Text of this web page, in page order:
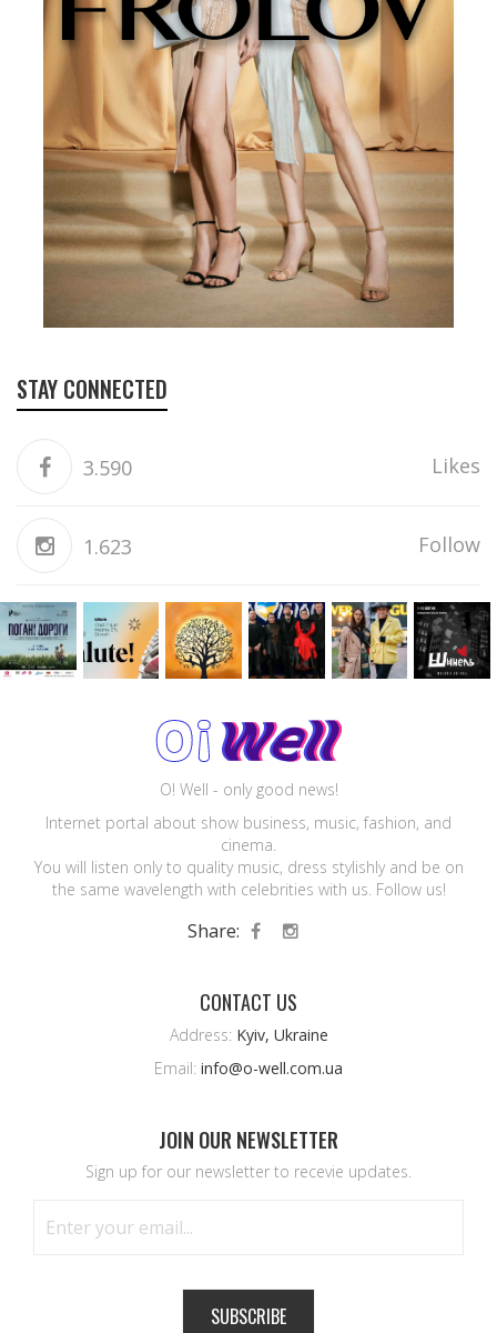
STAY CONNECTED
3.590 Likes
1.623 Follow
O! Well - only good news!
Internet portal about show business, music, fashion, and
cinema.
You will listen only to quality music, dress stylishly and be on
the same wavelength with celebrities with us. Follow us!
Share:
CONTACT US
Address: Kyiv, Ukraine
Email: info@o-well.com.ua
JOIN OUR NEWSLETTER
Sign up for our newsletter to recevie updates.
SUBSCRIBE